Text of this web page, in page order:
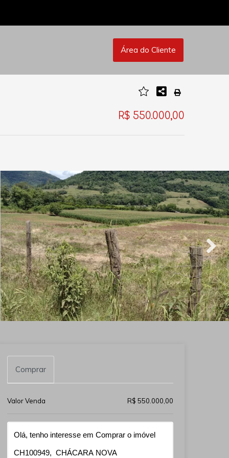
Área do Cliente
R$ 550.000,00
Comprar
Valor Venda R$ 550.000,00